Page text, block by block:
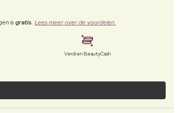
isgratis. Lees meer over de voordelen.
Verdien BeautyCash